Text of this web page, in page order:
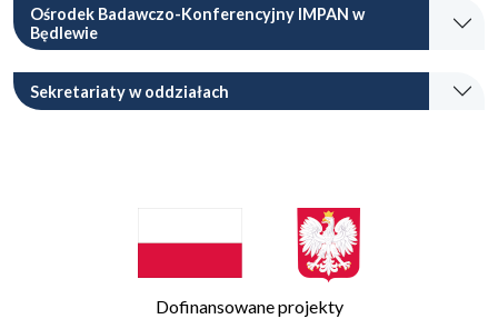
Ośrodek Badawczo-Konferencyjny IMPAN w
Będlewie
Sekretariaty w oddziałach
Dofinansowane projekty